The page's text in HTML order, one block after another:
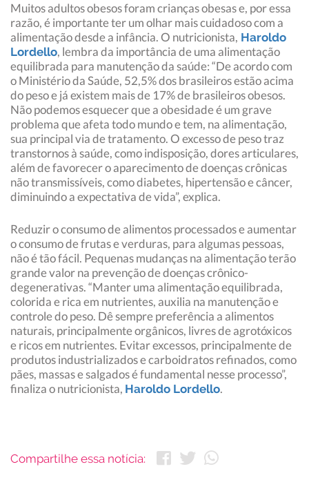
Muitos adultos obesos foram crianças obesas e, por essa
razão, é importante ter um olhar mais cuidadoso com a
alimentação desde a infância. O nutricionista, Haroldo
Lordello, lembra da importância de uma alimentação
equilibrada para manutenção da saúde: “De acordo com
o Ministério da Saúde, 52,5% dos brasileiros estão acima
do peso e já existem mais de 17% de brasileiros obesos.
Não podemos esquecer que a obesidade é um grave
problema que afeta todo mundo e tem, na alimentação,
sua principal via de tratamento. O excesso de peso traz
transtornos à saúde, como indisposição, dores articulares,
além de favorecer o aparecimento de doenças crônicas
não transmissíveis, como diabetes, hipertensão e câncer,
diminuindo a expectativa de vida”, explica.
Reduzir o consumo de alimentos processados e aumentar
o consumo de frutas e verduras, para algumas pessoas,
não é tão fácil. Pequenas mudanças na alimentação terão
grande valor na prevenção de doenças crônico-
degenerativas. “Manter uma alimentação equilibrada,
colorida e rica em nutrientes, auxilia na manutenção e
controle do peso. Dê sempre preferência a alimentos
naturais, principalmente orgânicos, livres de agrotóxicos
e ricos em nutrientes. Evitar excessos, principalmente de
produtos industrializados e carboidratos refinados, como
pães, massas e salgados é fundamental nesse processo”,
finaliza o nutricionista, Haroldo Lordello.
Compartilhe essa notícia: